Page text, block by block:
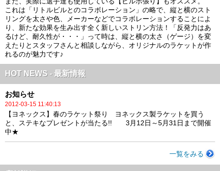
これは「リトルビルとのコラボレーション」の略で、縦と横のスト
リングを太さや色、メーカーなどでコラボレーションすることによ
り、新たな効果を生み出す全く新しいストリン方法！「反発力はあ
るけど、耐久性が・・・」って時は、縦と横の太さ（ゲージ）を変
えたりとスタッフさんと相談しながら、オリジナルのラケットが作
れるのが魅力です♪
HOT NEWS - 最新情報
お知らせ
2012-03-15 11:40:13
【ヨネックス】春のラケット祭り ヨネックス製ラケットを買う
と、ステキなプレゼントが当たる!! 3月12日～5月31日まで開催
中★
一覧をみる